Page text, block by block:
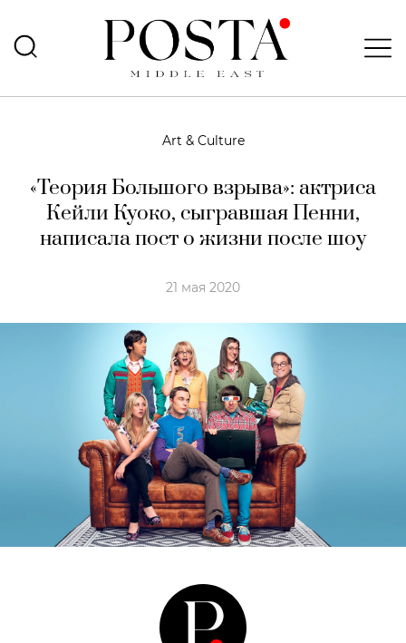
Art & Culture
«Теория Большого взрыва»: актриса
Кейли Куоко, сыгравшая Пенни,
написала пост о жизни после шоу
21 мая 2020